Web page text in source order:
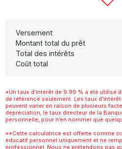
Versement
Montant total du prêt
Total des intérêts
Coût total
*Un taux d’intérêt de 9.99 % a été utilisé
de référence seulement. Les taux
peuvent varier en raison de plusieurs
dépréciation, le taux directeur de la
personnelle, pour n’en nommer que
**Cette calculatrice est offerte comme
éducatif personnel uniquement et ne
professionnel. Nous ne prétendons pas